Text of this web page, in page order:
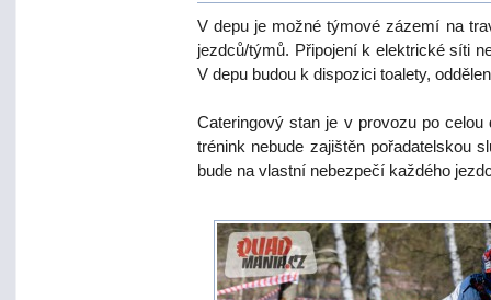
V depu je možné týmové zázemí na
jezdců/týmů. Připojení k elektrické síti
V depu budou k dispozici toalety,
Cateringový stan je v provozu po
trénink nebude zajištěn pořadatelskou
bude na vlastní nebezpečí každého